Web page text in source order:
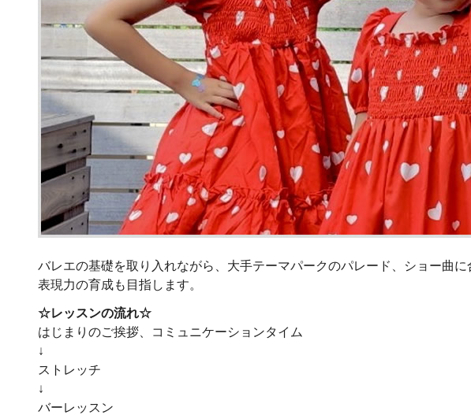
バレエの基礎を取り入れながら、大手テーマパークのパレード、ショー曲
表現力の育成も目指します。
☆レッスンの流れ☆
はじまりのご挨拶、コミュニケーションタイム
↓
ストレッチ
↓
バーレッスン